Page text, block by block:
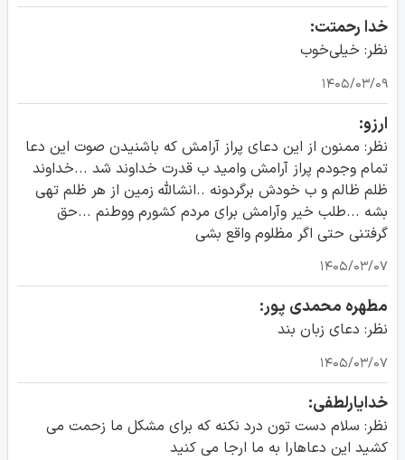
خدا رحمتت:
نظر: خیلی‌خوب
۱۴۰۵/۰۳/۰۹
ارزو:
نظر: ممنون از این دعای پراز آرامش که باشنیدن صوت این دعا
تمام وجودم پراز آرامش وامید ب قدرت خداوند شد ...خداوند
ظلم ظالم و ب خودش برگردونه ..انشالله زمین از هر ظلم تهی
بشه ...طلب خیر وآرامش برای مردم کشورم ووطنم ...حق
گرفتنی حتی اگر مظلوم واقع بشی
۱۴۰۵/۰۳/۰۷
مطهره محمدی پور:
نظر: دعای زبان بند
۱۴۰۵/۰۳/۰۷
خدایارلطفی:
نظر: سلام دست تون درد نکنه که برای مشکل ما زحمت می
کشید این دعاهارا به ما ارجا می کنید